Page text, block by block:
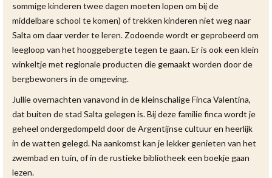
sommige kinderen twee dagen moeten lopen om bij de
middelbare school te komen) of trekken kinderen niet weg naar
Salta om daar verder te leren. Zodoende wordt er geprobeerd om
leegloop van het hooggebergte tegen te gaan. Er is ook een klein
winkeltje met regionale producten die gemaakt worden door de
bergbewoners in de omgeving.
Jullie overnachten vanavond in de kleinschalige Finca Valentina,
dat buiten de stad Salta gelegen is. Bij deze familie finca wordt je
geheel ondergedompeld door de Argentijnse cultuur en heerlijk
in de watten gelegd. Na aankomst kan je lekker genieten van het
zwembad en tuin, of in de rustieke bibliotheek een boekje gaan
lezen.